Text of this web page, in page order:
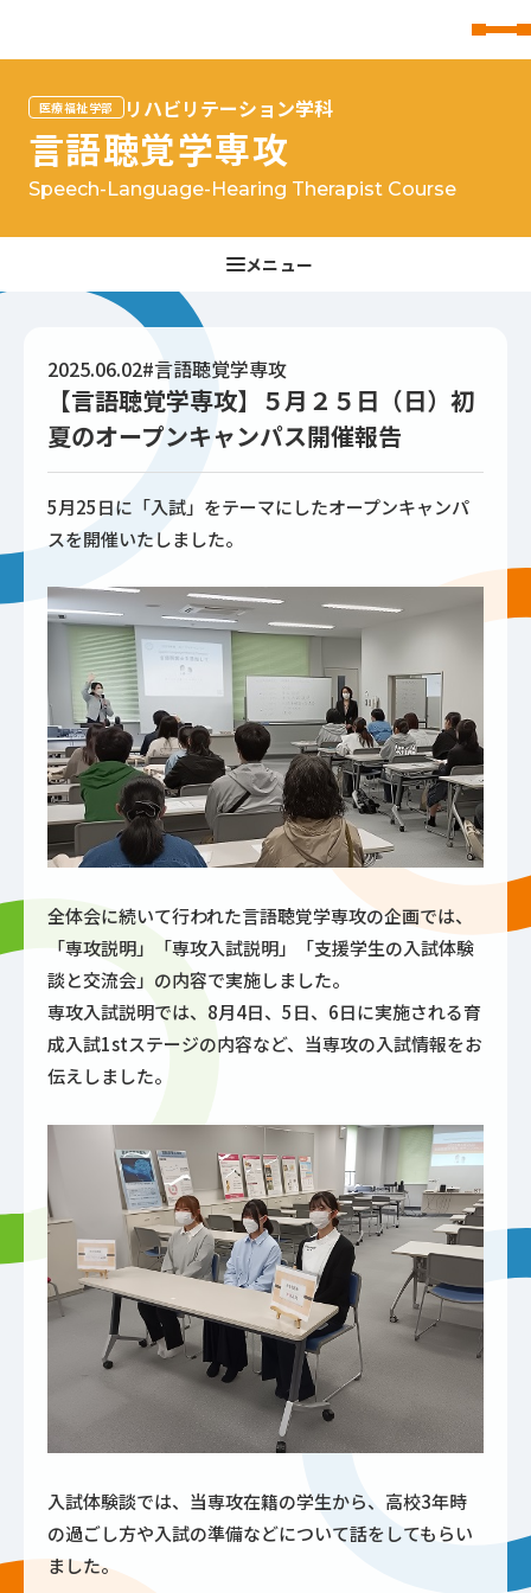
医療福祉学部 リハビリテーション学科
言語聴覚学専攻
Speech-Language-Hearing Therapist Course
2025.06.02#言語聴覚学専攻
【言語聴覚学専攻】５月２５日（日）初
夏のオープンキャンパス開催報告
5月25日に「入試」をテーマにしたオープンキャンパ
スを開催いたしました。
全体会に続いて行われた言語聴覚学専攻の企画では、
「専攻説明」「専攻入試説明」「支援学生の入試体験
談と交流会」の内容で実施しました。
専攻入試説明では、8月4日、5日、6日に実施される育
成入試1stステージの内容など、当専攻の入試情報をお
伝えしました。
入試体験談では、当専攻在籍の学生から、高校3年時
の過ごし方や入試の準備などについて話をしてもらい
ました。